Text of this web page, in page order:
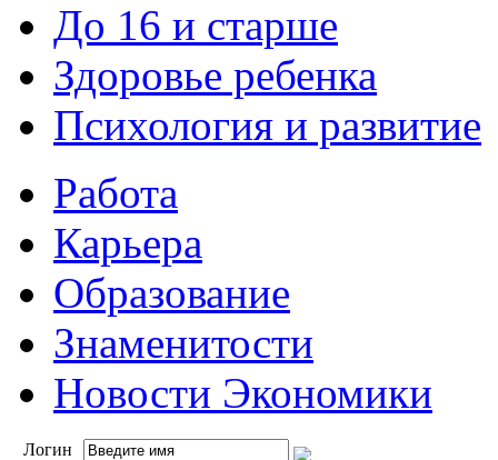
До 16 и старше
Здоровье ребенка
Психология и развитие
Работа
Карьера
Образование
Знаменитости
Новости Экономики
Логин